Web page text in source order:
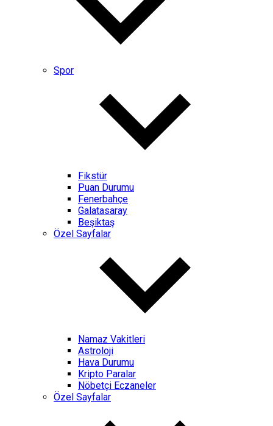
Spor
Fikstür
Puan Durumu
Fenerbahçe
Galatasaray
Beşiktaş
Özel Sayfalar
Namaz Vakitleri
Astroloji
Hava Durumu
Kripto Paralar
Nöbetçi Eczaneler
Özel Sayfalar